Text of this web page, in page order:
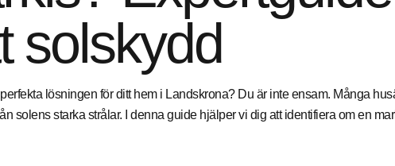
solskydd
lösningen för ditt hem i Landskrona? Du är inte ensam. Många
solens starka strålar. I denna guide hjälper vi dig att identifiera om en